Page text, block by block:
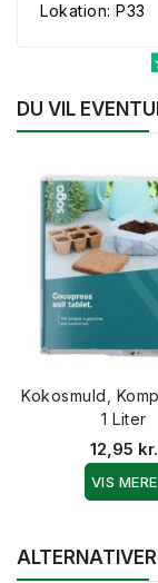
Lokation: P33
DU VIL
Kokosmuld,
1 Liter
12,95 kr.
VIS MERE
ALTERNATIVER